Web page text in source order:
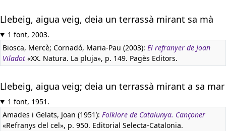
Llebeig, aigua veig, deia un terrassà mirant sa mà
1 font, 2003.
Biosca, Mercè; Cornadó, Maria-Pau (2003): El refranyer de Joan
Viladot «XX. Natura. La pluja», p. 149. Pagès Editors.
Llebeig, aigua veig; deia un terrassà mirant a sa mar
1 font, 1951.
Amades i Gelats, Joan (1951): Folklore de Catalunya. Cançoner
«Refranys del cel», p. 950. Editorial Selecta-Catalonia.